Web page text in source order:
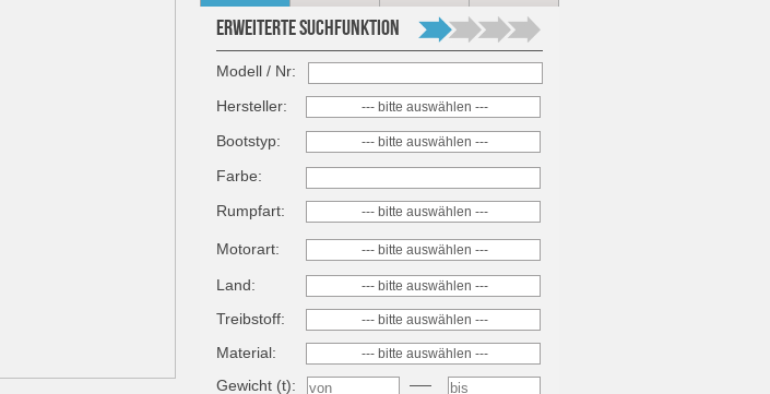
ERWEITERTE SUCHFUNKTION
Modell / Nr:
Hersteller:
--- bitte auswählen ---
Bootstyp: --- bitte auswählen ---
Farbe:
Rumpfart:
--- bitte auswählen ---
Motorart: --- bitte auswählen ---
Land: --- bitte auswählen ---
Treibstoff: --- bitte auswählen ---
Material: --- bitte auswählen ---
Gewicht (t):